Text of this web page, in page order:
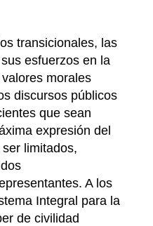
transicionales, las
esfuerzos en la
morales
discursos públicos
que sean
expresión del
limitados,
A los
Integral para la
de civilidad